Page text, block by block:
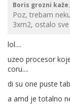
Boris grozni
Poz, trebam
3xm2, ostalo
lol....
uzeo procesor
coru....
di su one puste
a amd je totalno